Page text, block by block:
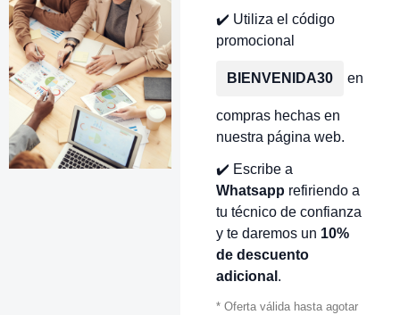
✔️ Utiliza el código
promocional
BIENVENIDA30 en
compras hechas en
nuestra página web.
✔️ Escribe a
Whatsapp refiriendo a
tu técnico de confianza
y te daremos un 10%
de descuento
adicional .
* Oferta válida hasta agotar